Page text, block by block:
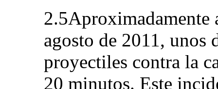
2.5Aproximadamente
agosto de 2011, unos
proyectiles contra la
20 minutos. Este